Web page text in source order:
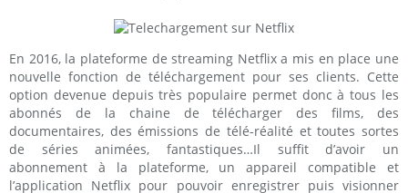
En 2016, la plateforme de streaming Netflix a mis en place une
nouvelle fonction de téléchargement pour ses clients. Cette
option devenue depuis très populaire permet donc à tous les
abonnés de la chaine de télécharger des films, des
documentaires, des émissions de télé-réalité et toutes sortes
de séries animées, fantastiques…Il suffit d’avoir un
abonnement à la plateforme, un appareil compatible et
l’application Netflix pour pouvoir enregistrer puis visionner